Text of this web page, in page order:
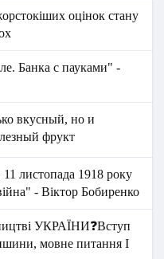
оцінок стану
Банка с пауками" -
вкусный, но и
фрукт
11 листопада 1918 року
- Віктор Бобиренко
УКРАЇНИ❓Вступ
мовне питання І